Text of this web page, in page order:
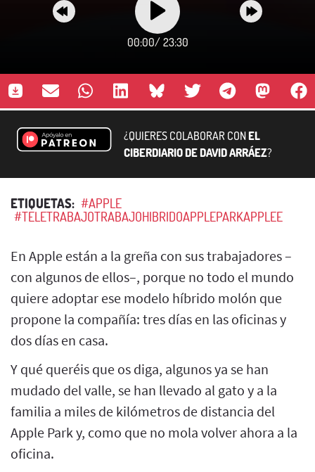
00:00/ 23:30
¿QUIERES COLABORAR CONEL
CIBERDIARIO DE DAVID ARRÁEZ?
ETIQUETAS: #APPLE
#TELETRABAJOTRABAJOHIBRIDOAPPLEPARKAPPLEE
En Apple están a la greña con sus trabajadores –
con algunos de ellos–, porque no todo el mundo
quiere adoptar ese modelo híbrido molón que
propone la compañía: tres días en las oficinas y
dos días en casa.
Y qué queréis que os diga, algunos ya se han
mudado del valle, se han llevado al gato y a la
familia a miles de kilómetros de distancia del
Apple Park y, como que no mola volver ahora a la
oficina.